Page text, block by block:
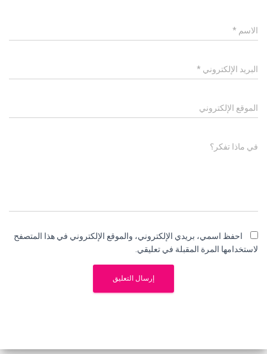
الاسم *
البريد الإلكتروني *
الموقع الإلكتروني
في ماذا تفكر؟
احفظ اسمي، بريدي الإلكتروني، والموقع الإلكتروني في هذا المتصفح
لاستخدامها المرة المقبلة في تعليقي.